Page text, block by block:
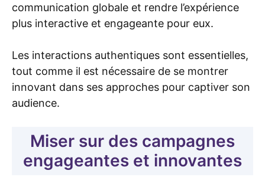
communication globale et rendre l’expérience
plus interactive et engageante pour eux.
Les interactions authentiques sont essentielles,
tout comme il est nécessaire de se montrer
innovant dans ses approches pour captiver son
audience.
Miser sur des campagnes
engageantes et innovantes